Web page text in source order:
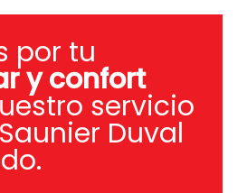
por tu
y confort
servicio
Duval